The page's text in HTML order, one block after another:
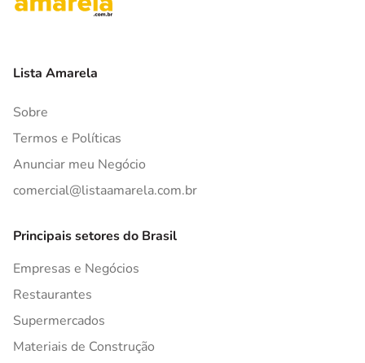
Lista Amarela
Sobre
Termos e Políticas
Anunciar meu Negócio
comercial@listaamarela.com.br
Principais setores do Brasil
Empresas e Negócios
Restaurantes
Supermercados
Materiais de Construção